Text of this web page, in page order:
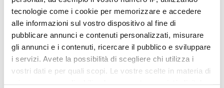
tecnologie come i cookie per memorizzare e accedere
alle informazioni sul vostro dispositivo al fine di
pubblicare annunci e contenuti personalizzati, misurare
gli annunci e i contenuti, ricercare il pubblico e sviluppare
i servizi. Avete la possibilità di scegliere chi utilizza i
vostri dati e per quali scopi. Le vostre scelte in materia di
FOCUS
Sistemazione fognaria Rignano
sull’Arno